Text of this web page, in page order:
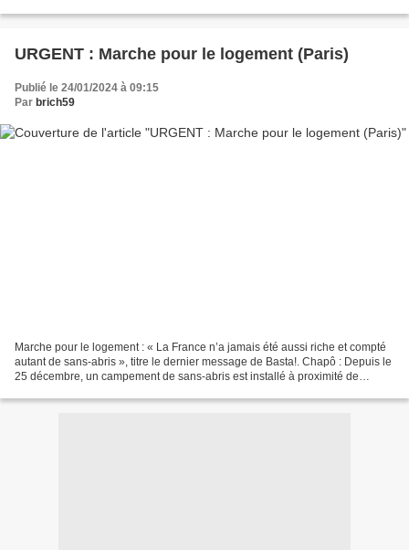
URGENT : Marche pour le logement (Paris)
Publié le 24/01/2024 à 09:15
Par brich59
Marche pour le logement : « La France n’a jamais été aussi riche et compté
autant de sans-abris », titre le dernier message de Basta!. Chapô : Depuis le
25 décembre, un campement de sans-abris est installé à proximité de